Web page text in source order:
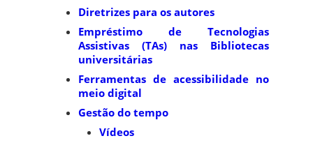
Diretrizes para os autores
Empréstimo de Tecnologias
Assistivas (TAs) nas Bibliotecas
universitárias
Ferramentas de acessibilidade no
meio digital
Gestão do tempo
Vídeos